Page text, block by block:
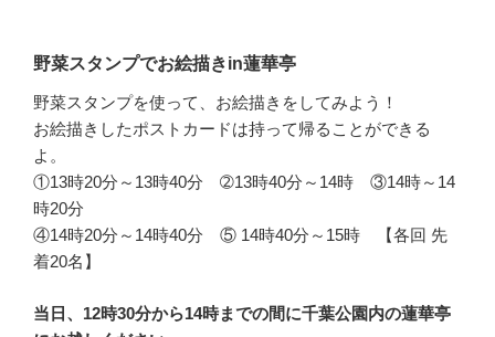
野菜スタンプでお絵描きin蓮華亭
野菜スタンプを使って、お絵描きをしてみよう！
お絵描きしたポストカードは持って帰ることができる
よ。
①13時20分～13時40分 ➁13時40分～14時 ③14時～14
時20分
④14時20分～14時40分 ⑤ 14時40分～15時 【各回 先
着20名】
当日、12時30分から14時までの間に千葉公園内の蓮華亭